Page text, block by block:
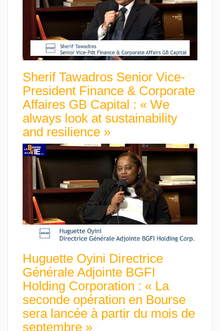
Sherif Tawadros Senior Vice-
President Finance & Corporate
Affaires GB Capital : « We
always look at sustainability
and resilience »
Huguette Oyini Directrice
Générale Adjointe BGFI
Holding Corporation : « La
seconde opération en Bourse
sera lancée à partir du mois de
septembre »